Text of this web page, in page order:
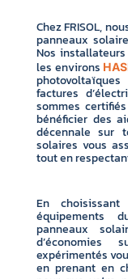
Chez FRISOL,
panneaux
Nos
les environs
factures
sommes
bénéficier des
décennale sur
solaires vous
tout en
En
équipements
panneaux
expérimentés
en prenant en